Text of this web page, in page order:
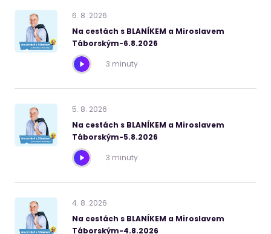
6. 8. 2026
Na cestách s BLANÍKEM a Miroslavem
Táborským-6.8.2026
3 minuty
5. 8. 2026
Na cestách s BLANÍKEM a Miroslavem
Táborským-5.8.2026
3 minuty
4. 8. 2026
Na cestách s BLANÍKEM a Miroslavem
Táborským-4.8.2026